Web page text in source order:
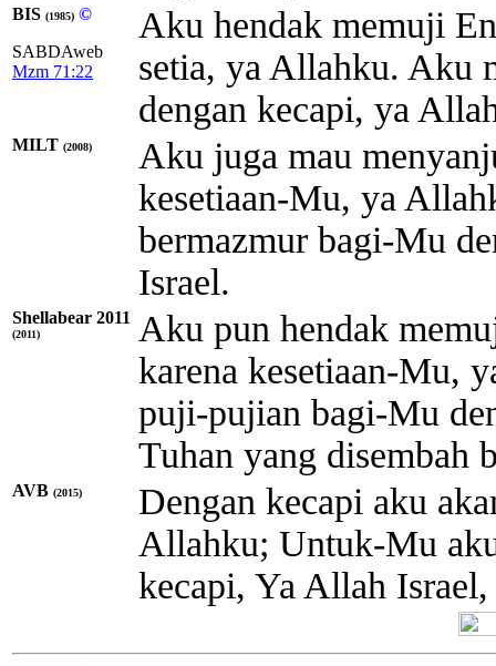
BIS (1985) ©
SABDAweb
Mzm 71:22
Aku hendak memuji
setia, ya Allahku. Aku
dengan kecapi, ya
MILT (2008)
Aku juga mau
kesetiaan-Mu, ya
bermazmur bagi-Mu
Israel.
Shellabear 2011
(2011)
Aku pun hendak
karena kesetiaan-Mu,
puji-pujian bagi-Mu
Tuhan yang disembah
AVB (2015)
Dengan kecapi aku
Allahku; Untuk-Mu
kecapi, Ya Allah